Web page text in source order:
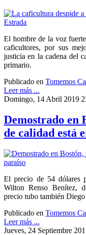
El hombre de la voz
caficultores, por sus
justicia en la cadena del
primario.
Publicado en Tomemos
Leer más ...
Domingo, 14 Abril 2019
Demostrado en
de calidad está
El precio de 54 dólares
Wilton Renso Benítez,
precio tubo también
Publicado en Tomemos
Leer más ...
Jueves, 24 Septiembre